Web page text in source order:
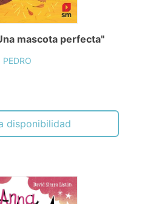
mascota perfecta"
disponibilidad